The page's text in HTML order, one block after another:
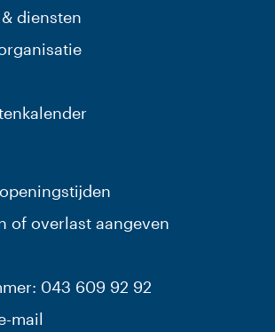
diensten
of overlast aangeven
043 609 92 92
mail